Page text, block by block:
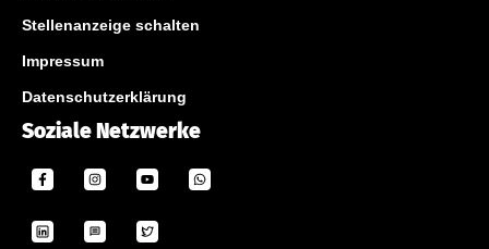
Stellenanzeige schalten
Impressum
Datenschutzerklärung
Soziale Netzwerke